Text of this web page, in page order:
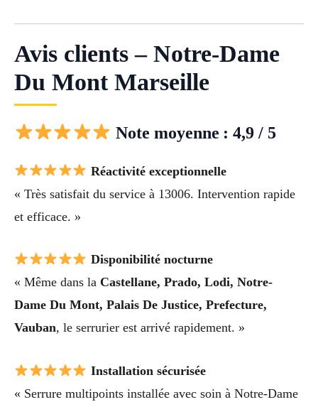
Avis clients – Notre-Dame
Du Mont Marseille
Note moyenne : 4,9 / 5
Réactivité exceptionnelle
« Très satisfait du service à 13006. Intervention rapide
et efficace. »
Disponibilité nocturne
« Même dans la Castellane, Prado, Lodi, Notre-
Dame Du Mont, Palais De Justice, Prefecture,
Vauban, le serrurier est arrivé rapidement. »
Installation sécurisée
« Serrure multipoints installée avec soin à Notre-Dame